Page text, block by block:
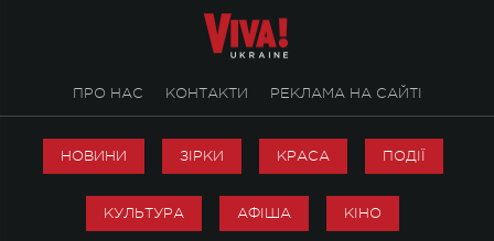
ПРО НАС КОНТАКТИ РЕКЛАМА НА САЙТІ
НОВИНИ ЗІРКИ КРАСА ПОДІЇ
КУЛЬТУРА АФІША КІНО